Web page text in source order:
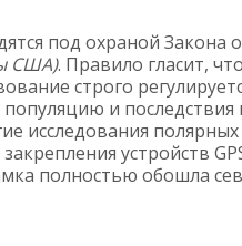
под охраной Закона
США). Правило гласит,
строго
и последствия
исследования
устройств
полностью обошла